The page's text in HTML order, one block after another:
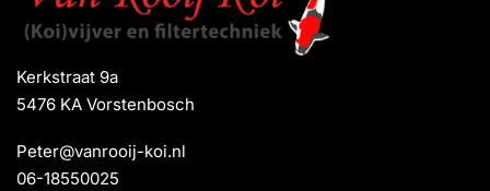
Kerkstraat 9a
5476 KA Vorstenbosch
Peter@vanrooij-koi.nl
06-18550025